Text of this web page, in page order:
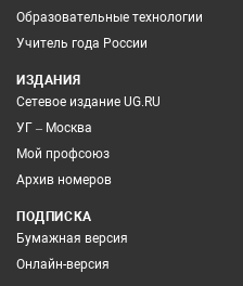
Образовательные технологии
Учитель года России
ИЗДАНИЯ
Сетевое издание UG.RU
УГ – Москва
Мой профсоюз
Архив номеров
ПОДПИСКА
Бумажная версия
Онлайн-версия